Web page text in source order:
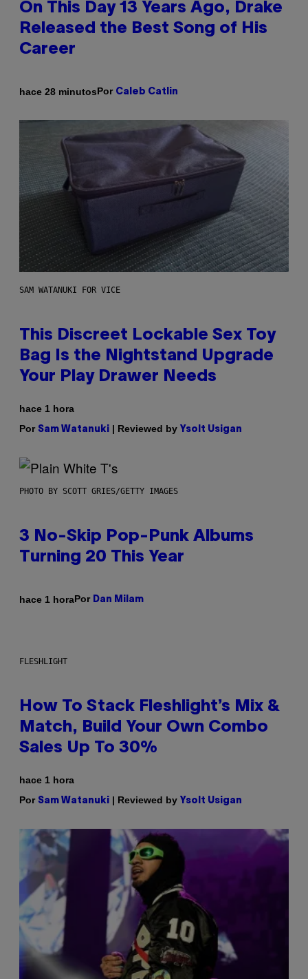
On This Day 13 Years Ago, Drake
Released the Best Song of His
Career
hace 28 minutosPor Caleb Catlin
SAM WATANUKI FOR VICE
This Discreet Lockable Sex Toy
Bag Is the Nightstand Upgrade
Your Play Drawer Needs
hace 1 hora
Por Sam Watanuki | Reviewed by Ysolt Usigan
PHOTO BY SCOTT GRIES/GETTY IMAGES
3 No-Skip Pop-Punk Albums
Turning 20 This Year
hace 1 horaPor Dan Milam
FLESHLIGHT
How To Stack Fleshlight’s Mix &
Match, Build Your Own Combo
Sales Up To 30%
hace 1 hora
Por Sam Watanuki | Reviewed by Ysolt Usigan